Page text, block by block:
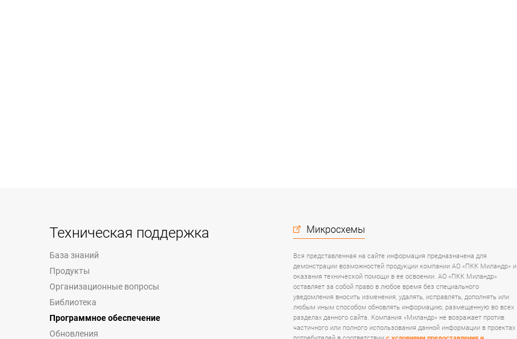
Техническая поддержка
База знаний
Продукты
Организационные вопросы
Библиотека
Программное обеспечение
Обновления
Микросхемы
Вся представленная на сайте информация предназначена для
демонстрации возможностей продукции компании АО «ПКК Миландр» и
оказания технической помощи в ее освоении. АО «ПКК Миландр»
оставляет за собой право в любое время без специального
уведомления вносить изменения, удалять, исправлять, дополнять или
любым иным способом обновлять информацию, размещенную во всех
разделах данного сайта. Компания «Миландр» не возражает против
частичного или полного использования данной информации в проектах